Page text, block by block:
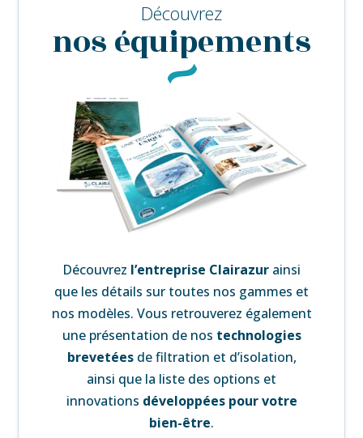
Découvrez
nos équipements
Découvrez l’entreprise Clairazur ainsi
que les détails sur toutes nos gammes et
nos modèles. Vous retrouverez également
une présentation de nos technologies
brevetéesde filtration et d’isolation,
ainsi que la liste des options et
innovations développées pour votre
bien-être.